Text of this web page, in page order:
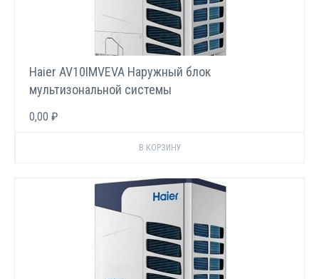
Haier AV10IMVEVA Наружный блок
мультизональной системы
0,00 ₽